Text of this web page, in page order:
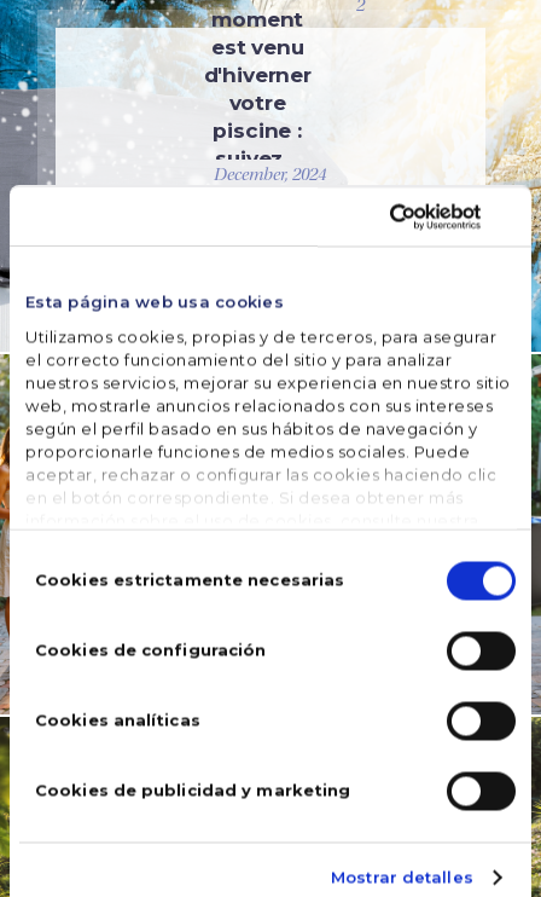
Esta página web usa cookies
Utilizamos cookies, propias y de terceros, para asegurar
el correcto funcionamiento del sitio y para analizar
nuestros servicios, mejorar su experiencia en nuestro sitio
web, mostrarle anuncios relacionados con sus intereses
según el perfil basado en sus hábitos de navegación y
proporcionarle funciones de medios sociales. Puede
aceptar, rechazar o configurar las cookies haciendo clic
en el botón correspondiente. Si desea obtener más
deCookies estrictamente necesarias
Cookies de configuración
Cookies analíticas
Cookies de publicidad y marketing
Mostrar detalles
moment
est venu
d'hiverner
votre
piscine :
suivez…
2
December, 2024
READ MORE
Profitez
de votre
été avec
les
piscines
en acier
d'une